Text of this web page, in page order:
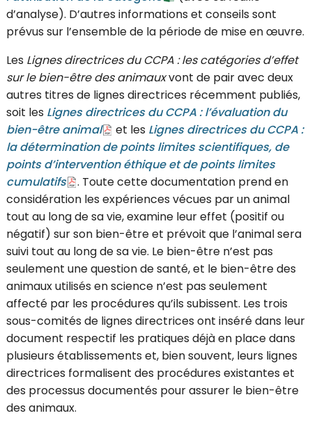
d’analyse). D’autres informations et conseils sont
prévus sur l’ensemble de la période de mise en œuvre.
Les Lignes directrices du CCPA : les catégories d’effet
sur le bien-être des animauxvont de pair avec deux
autres titres de lignes directrices récemment publiés,
soit les Lignes directrices du CCPA : l’évaluation du
bien-être animal
et les Lignes directrices du CCPA :
la détermination de points limites scientifiques, de
points d’intervention éthique et de points limites
cumulatifs
. Toute cette documentation prend en
considération les expériences vécues par un animal
tout au long de sa vie, examine leur effet (positif ou
négatif) sur son bien-être et prévoit que l’animal sera
suivi tout au long de sa vie. Le bien-être n’est pas
seulement une question de santé, et le bien-être des
animaux utilisés en science n’est pas seulement
affecté par les procédures qu’ils subissent. Les trois
sous-comités de lignes directrices ont inséré dans leur
document respectif les pratiques déjà en place dans
plusieurs établissements et, bien souvent, leurs lignes
directrices formalisent des procédures existantes et
des processus documentés pour assurer le bien-être
des animaux.